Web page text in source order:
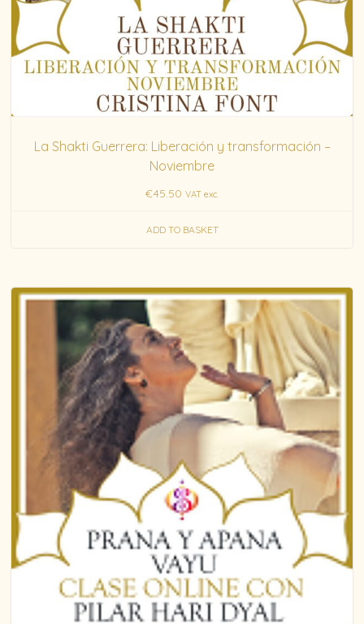
La Shakti Guerrera: Liberación y transformación –
Noviembre
€45.50 VAT exc.
ADD TO BASKET